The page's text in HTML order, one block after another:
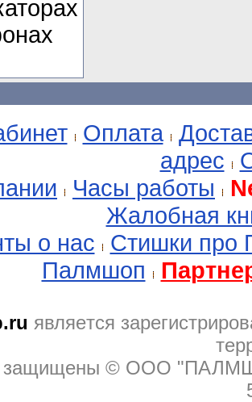
Оплата
адрес
Часы работы
Жалобная
о нас
Стишки
Палмшоп
являeтся
защищены © ООО